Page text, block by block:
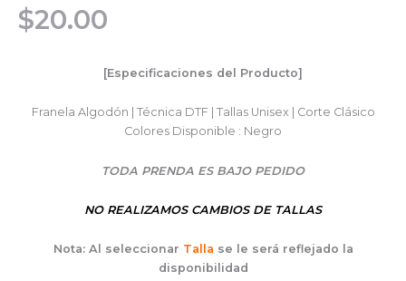
$20.00
[Especificaciones del Producto]
Franela Algodón | Técnica DTF | Tallas Unisex | Corte Clásico
Colores Disponible : Negro
TODA PRENDA ES BAJO PEDIDO
NO REALIZAMOS CAMBIOS DE TALLAS
Nota: Al seleccionar Talla se le será reflejado la
disponibilidad